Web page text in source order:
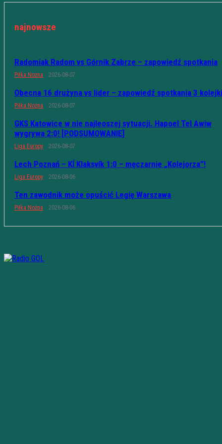
najnowsze
Radomiak Radom vs Górnik Zabrze – zapowiedź spotkania
Piłka Nożna 2026-08-07
Obecna 16 drużyna vs lider – zapowiedź spotkania 3 kolejki
Piłka Nożna 2026-08-07
GKS Katowice w nie najleoszej sytuacji. Hapoel Tel Awiw
wygrywa 2:0! [PODSUMOWANIE]
Liga Europy 2026-08-07
Lech Poznań – KÍ Klaksvík 1:0 – męczarnie „Kolejorza”!
Liga Europy 2026-08-06
Ten zawodnik może opuścić Legię Warszawa
Piłka Nożna 2026-08-06